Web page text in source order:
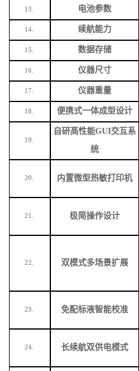
13. 电池参数
14. 续航能力
15. 数据存储
16. 仪器尺寸
17. 仪器重量
18. 便携式一体成型设计
19.
自研高性能GUI交互系
统
20. 内置微型热敏打印机
21. 极简操作设计
22. 双模式多场景扩展
23. 免配标液智能校准
24. 长续航双供电模式